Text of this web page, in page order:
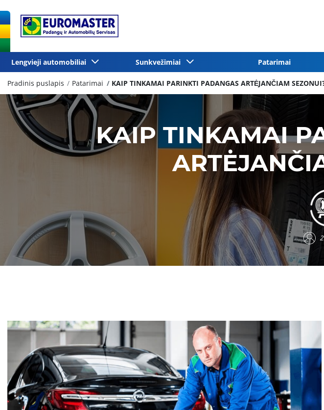
Lengvieji automobiliai Sunkvežimiai Patarimai
Pradinis puslapis Patarimai KAIP TINKAMAI PARINKTI PADANGAS ARTĖJANČIAM
KAIP TINKAMAI